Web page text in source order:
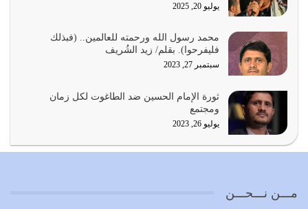
كل زمان…
يوليو 19, 2026
تتحقق الحقوق للجميع
يوليو 18, 2026
بعض صفات المتقين {الصَّابِرِينَ وَالصَّادِقِينَ وَالْقَانِتِينَ
يوليو 20, 2025
محمد رسول الله ورحمته للعالمين.. (فبذلك
فليفرحوا). بقلم/ زيد الشُريف
سبتمبر 27, 2023
ثورة الإمام الحسين ضد الطاغوت لكل زمان
ومجتمع
يوليو 26, 2023
مـــن نـــحـــن